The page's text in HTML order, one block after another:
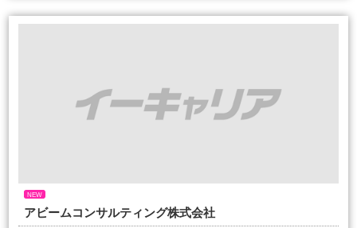
NEW
アビームコンサルティング株式会社